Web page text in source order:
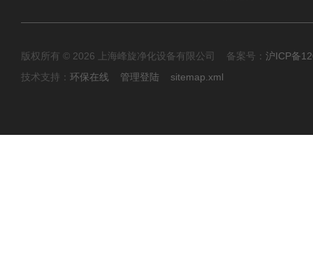
版权所有 © 2026 上海峰旋净化设备有限公司 备案号： 沪ICP备
技术支持： 环保在线 管理登陆 sitemap.xml